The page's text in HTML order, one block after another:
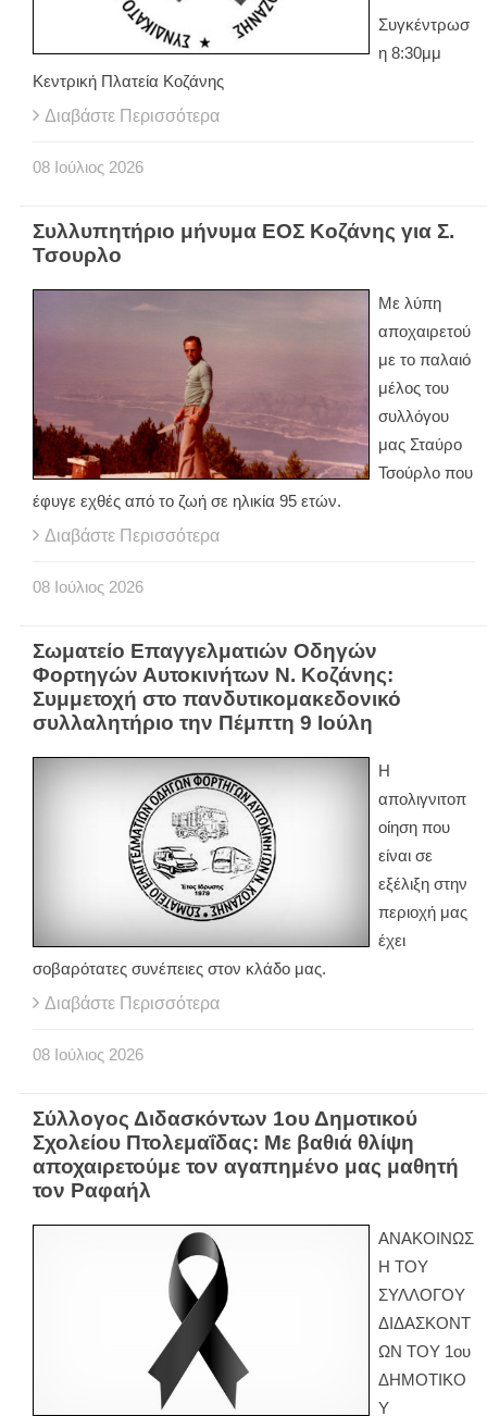
Συγκέντρωσ
η 8:30μμ
Κεντρική Πλατεία Κοζάνης
Διαβάστε Περισσότερα
08 Ιούλιος 2026
Συλλυπητήριο μήνυμα ΕΟΣ Κοζάνης για Σ.
Τσουρλο
Με λύπη
αποχαιρετού
με το παλαιό
μέλος του
συλλόγου
μας Σταύρο
Τσούρλο που
έφυγε εχθές από το ζωή σε ηλικία 95 ετών.
Διαβάστε Περισσότερα
08 Ιούλιος 2026
Σωματείο Επαγγελματιών Οδηγών
Φορτηγών Αυτοκινήτων Ν. Κοζάνης:
Συμμετοχή στο πανδυτικομακεδονικό
συλλαλητήριο την Πέμπτη 9 Ιούλη
Η
απολιγνιτοπ
οίηση που
είναι σε
εξέλιξη στην
περιοχή μας
έχει
σοβαρότατες συνέπειες στον κλάδο μας.
Διαβάστε Περισσότερα
08 Ιούλιος 2026
Σύλλογος Διδασκόντων 1ου Δημοτικού
Σχολείου Πτολεμαΐδας: Με βαθιά θλίψη
αποχαιρετούμε τον αγαπημένο μας μαθητή
τον Ραφαήλ
ΑΝΑΚΟΙΝΩΣ
Η ΤΟΥ
ΣΥΛΛΟΓΟΥ
ΔΙΔΑΣΚΟΝΤ
ΩΝ ΤΟΥ 1ου
ΔΗΜΟΤΙΚΟ
Υ